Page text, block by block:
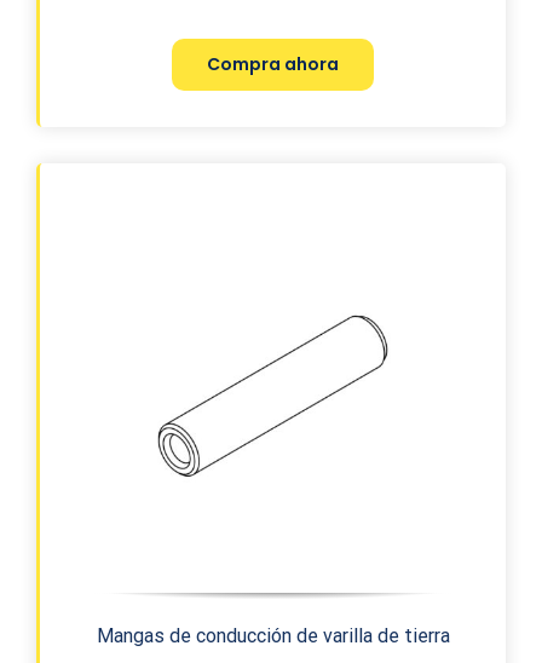
Compra ahora
Mangas de conducción de varilla de tierra